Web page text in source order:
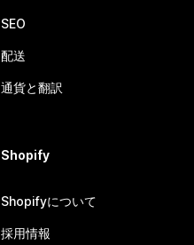
SEO
配送
通貨と翻訳
Shopify
Shopifyについて
採用情報